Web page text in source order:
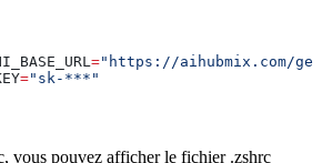
="https://aihubmix.com/
="sk-***"
vous pouvez afficher le fichier .zshrc